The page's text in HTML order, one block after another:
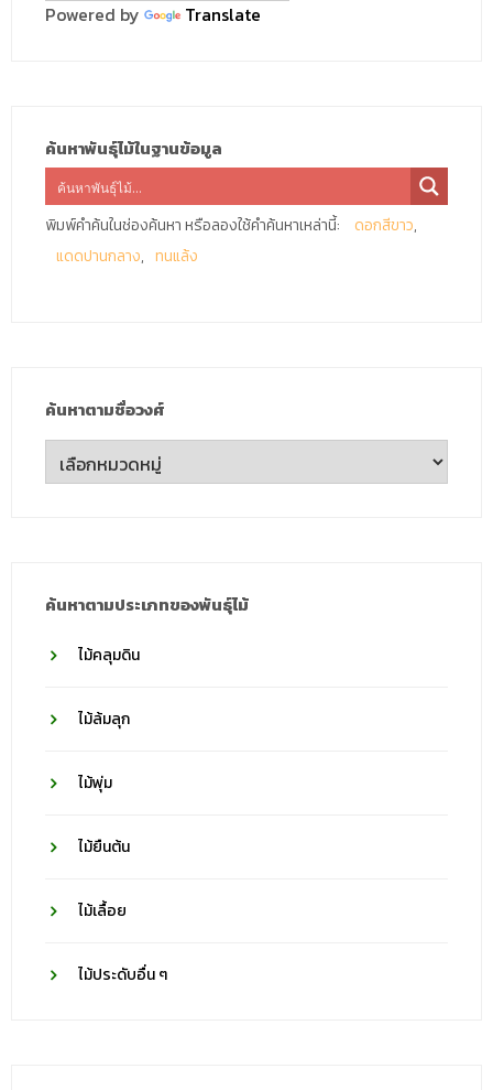
Powered by Translate
ค้นหาพันธุ์ไม้ในฐานข้อมูล
พิมพ์คำค้นในช่องค้นหา หรือลองใช้คำค้นหาเหล่านี้:
ดอกสีขาว
แดดปานกลาง
ทนแล้ง
ค้นหาตามชื่อวงศ์
ค้นหา
ตาม
ค้นหาตามประเภทของพันธุ์ไม้
ไม้คลุมดิน
ไม้ล้มลุก
ไม้พุ่ม
ไม้ยืนต้น
ไม้เลื้อย
ไม้ประดับอื่น ๆ